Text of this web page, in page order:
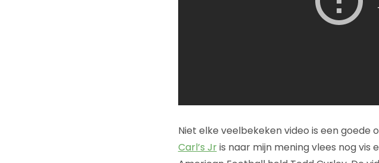
Niet elke veelbekeken video is een goede
Carl’s Jris naar mijn mening vlees nog vis